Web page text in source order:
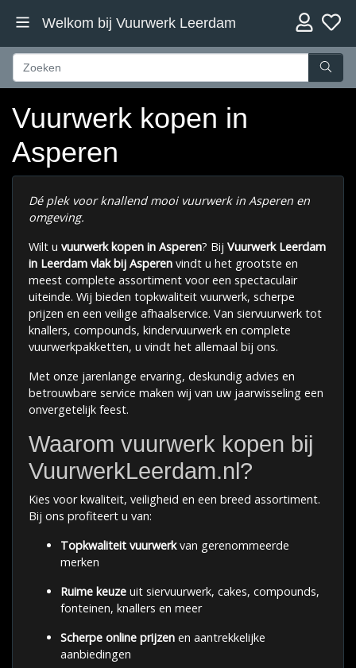
Welkom bij Vuurwerk Leerdam
Vuurwerk kopen in
Asperen
Dé plek voor knallend mooi vuurwerk in Asperen en
omgeving.
Wilt u vuurwerk kopen in Asperen? Bij Vuurwerk Leerdam
in Leerdam vlak bij Asperen vindt u het grootste en
meest complete assortiment voor een spectaculair
uiteinde. Wij bieden topkwaliteit vuurwerk, scherpe
prijzen en een veilige afhaalservice. Van siervuurwerk tot
knallers, compounds, kindervuurwerk en complete
vuurwerkpakketten, u vindt het allemaal bij ons.
Met onze jarenlange ervaring, deskundig advies en
betrouwbare service maken wij van uw jaarwisseling een
onvergetelijk feest.
Waarom vuurwerk kopen bij
VuurwerkLeerdam.nl?
Kies voor kwaliteit, veiligheid en een breed assortiment.
Bij ons profiteert u van:
Topkwaliteit vuurwerkvan gerenommeerde
merken
Ruime keuze uit siervuurwerk, cakes, compounds,
fonteinen, knallers en meer
Scherpe online prijzen en aantrekkelijke
aanbiedingen